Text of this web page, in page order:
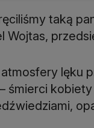
taką
lęku
śmierci